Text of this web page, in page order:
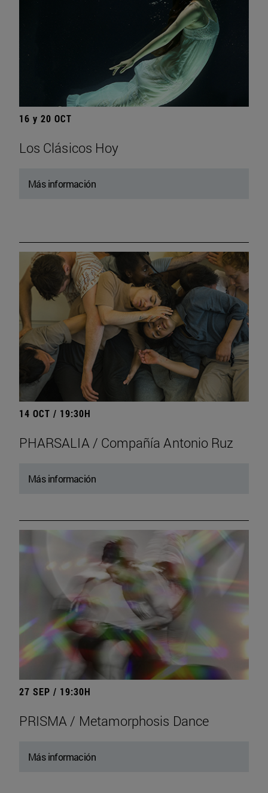
16 y 20 OCT
Los Clásicos Hoy
Más información
14 OCT / 19:30H
PHARSALIA / Compañía Antonio Ruz
Más información
27 SEP / 19:30H
PRISMA / Metamorphosis Dance
Más información